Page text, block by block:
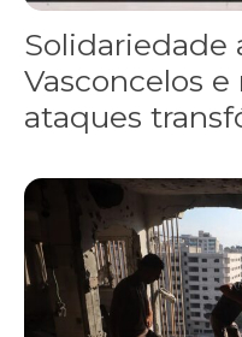
Solidariedade
Vasconcelos
ataques
“Funeral para toda Gaza”